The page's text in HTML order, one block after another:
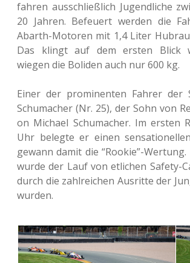
fahren aus­schließ­lich Jugend­li­che
20 Jahren. Befeu­ert werden die
Abarth-Moto­ren mit 1,4 Liter
Das klingt auf dem ersten Blick
wiegen die Boli­den auch nur 600 kg.
Einer der pro­mi­nen­ten Fahrer der
Schu­ma­cher (Nr. 25), der Sohn von
on Micha­el Schu­ma­cher. Im ersten
Uhr beleg­te er einen
gewann damit die “Rookie”-
wurde der Lauf von etli­chen Safety-
durch die zahl­rei­chen Aus­rit­te der
wurden.